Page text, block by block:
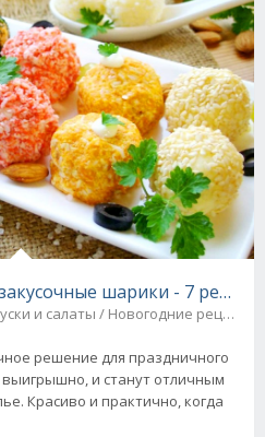
шарики - 7
решение для праздничного
выигрышно, и станут отличным
Красиво и практично, когда